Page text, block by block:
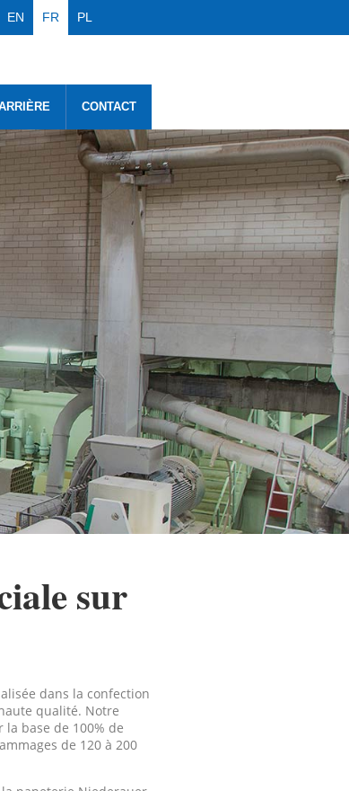
EN FR PL
CONTACT
sur
dans la confection
qualité. Notre
base de 100% de
de 120 à 200